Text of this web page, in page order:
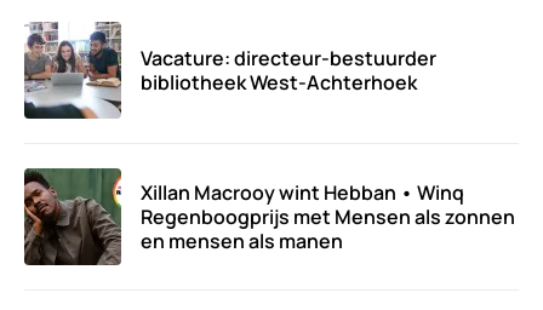
Vacature: directeur-bestuurder
bibliotheek West-Achterhoek
Xillan Macrooy wint Hebban • Winq
Regenboogprijs met Mensen als zonnen
en mensen als manen